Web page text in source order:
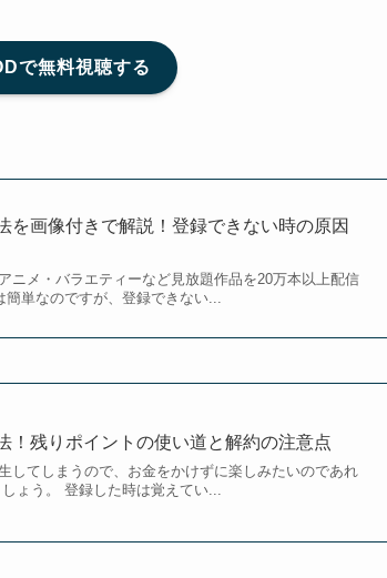
で無料視聴する
を画像付きで解説！登録できない時の原因
ニメ・バラエティーなど見放題作品を20万本以上配信
簡単なのですが、登録できない...
！残りポイントの使い道と解約の注意点
してしまうので、お金をかけずに楽しみたいのであれ
ょう。 登録した時は覚えてい...